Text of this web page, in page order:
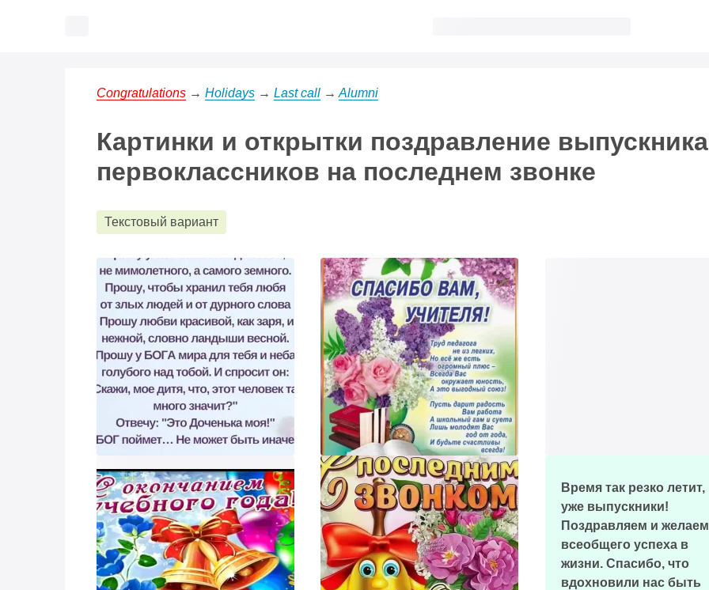
Congratulations → Holidays → Last call → Alumni
Картинки и открытки поздравление
первоклассников на последнем звонке
Текстовый вариант
Время так резко
уже выпускники!
Поздравляем и желаем
всеобщего успеха в
жизни. Спасибо, что
вдохновили нас быть